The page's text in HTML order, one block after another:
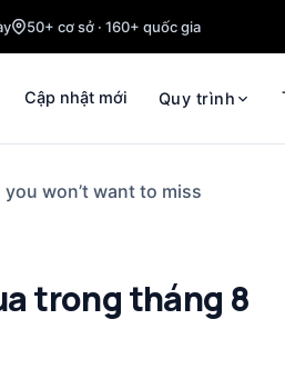
50+ cơ sở · 160+ quốc gia
Cập nhật mới Quy trình
won’t want to miss
trong tháng 8